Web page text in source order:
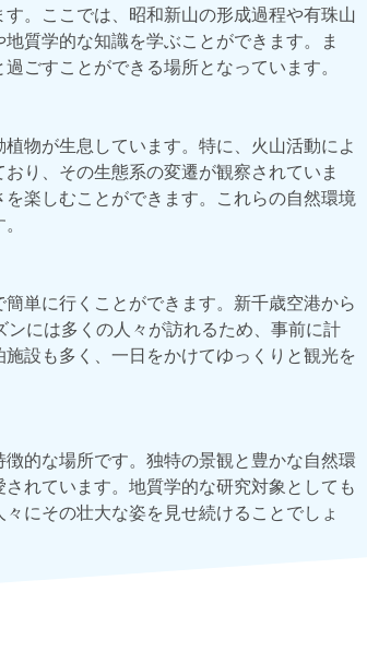
。ここでは、昭和新山の形成過程や有珠山
質学的な知識を学ぶことができます。ま
ごすことができる場所となっています。
物が生息しています。特に、火山活動によ
り、その生態系の変遷が観察されていま
楽しむことができます。これらの自然環境
単に行くことができます。新千歳空港から
には多くの人々が訪れるため、事前に計
設も多く、一日をかけてゆっくりと観光を
的な場所です。独特の景観と豊かな自然環
れています。地質学的な研究対象としても
にその壮大な姿を見せ続けることでしょ